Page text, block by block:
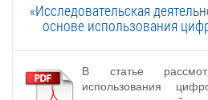
«Исследовательская
основе использования
В статье
использования